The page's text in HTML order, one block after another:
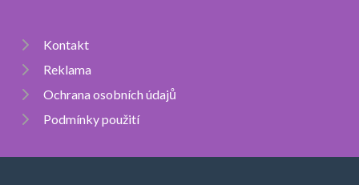
Kontakt
Reklama
Ochrana osobních údajů
Podmínky použití